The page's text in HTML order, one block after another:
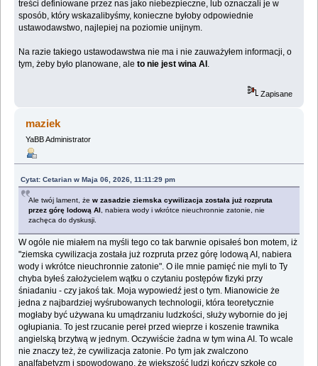
treści definiowane przez nas jako niebezpieczne, lub oznaczali je w
sposób, który wskazalibyśmy, konieczne byłoby odpowiednie
ustawodawstwo, najlepiej na poziomie unijnym.
Na razie takiego ustawodawstwa nie ma i nie zauważyłem informacji, o
tym, żeby było planowane, aleto nie jest wina AI .
Zapisane
maziek
YaBB Administrator
Cytat: Cetarian w Maja 06, 2026, 11:11:29 pm
Ale twój lament, żew zasadzie ziemska cywilizacja została już rozpruta
przez górę lodową AI , nabiera wody i wkrótce nieuchronnie zatonie, nie
zachęca do dyskusji.
W ogóle nie miałem na myśli tego co tak barwnie opisałeś bon motem, iż
"ziemska cywilizacja została już rozpruta przez górę lodową AI, nabiera
wody i wkrótce nieuchronnie zatonie". O ile mnie pamięć nie myli to Ty
chyba byłeś założycielem wątku o czytaniu postępów fizyki przy
śniadaniu - czy jakoś tak. Moja wypowiedź jest o tym. Mianowicie że
jedna z najbardziej wyśrubowanych technologii, która teoretycznie
mogłaby być używana ku umądrzaniu ludzkości, służy wybornie do jej
ogłupiania. To jest rzucanie pereł przed wieprze i koszenie trawnika
angielską brzytwą w jednym. Oczywiście żadna w tym wina AI. To wcale
nie znaczy też, że cywilizacja zatonie. Po tym jak zwalczono
analfabetyzm i spowodowano, że większość ludzi kończy szkołę co